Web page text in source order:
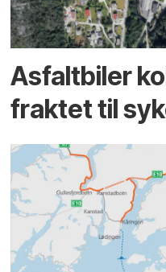
Asfaltbiler
fraktet til